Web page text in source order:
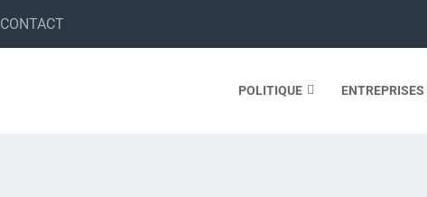
CONTACT
POLITIQUE ENTREPRISES